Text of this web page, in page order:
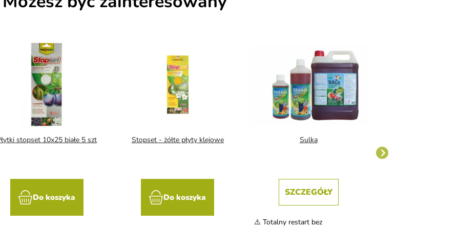
stopset 10x25 białe 5 szt
Do koszyka
Stopset - żółte płyty klejowe
Do koszyka
Sulka
SZCZEGÓŁY
⚠️ Totalny restart bez